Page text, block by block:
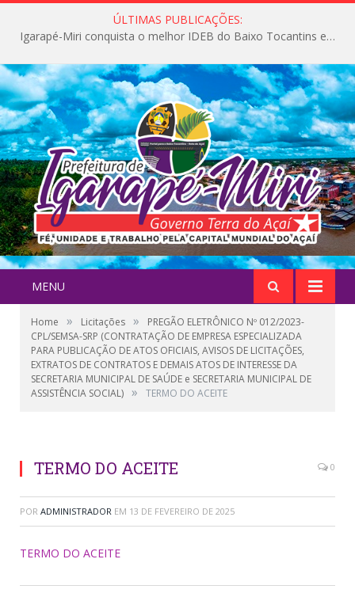
ÚLTIMAS PUBLICAÇÕES:
Igarapé-Miri conquista o melhor IDEB do Baixo Tocantins e avança na qualidade da educação pública
MENU
Home » Licitações »
PREGÃO ELETRÔNICO Nº 012/2023-
CPL/SEMSA-SRP (CONTRATAÇÃO DE EMPRESA ESPECIALIZADA
PARA PUBLICAÇÃO DE ATOS OFICIAIS, AVISOS DE LICITAÇÕES,
EXTRATOS DE CONTRATOS E DEMAIS ATOS DE INTERESSE DA
SECRETARIA MUNICIPAL DE SAÚDE e SECRETARIA MUNICIPAL DE
ASSISTÊNCIA SOCIAL) » TERMO DO ACEITE
TERMO DO ACEITE 0
POR ADMINISTRADOR EM 13 DE FEVEREIRO DE 2025
TERMO DO ACEITE